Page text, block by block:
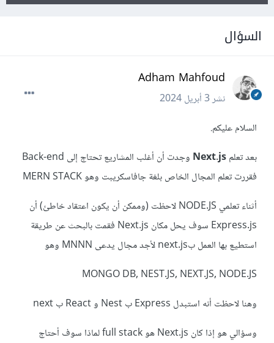
السؤال
Adham Mahfoud
نشر3 أبريل 2024
السلام عليكم.
بعد تعلمNext.js
وجدت أن أغلب المشاريع تحتاج إلى Back-end
فقررت تعلم المجال الخاص بلغة جافاسكريبت وهو MERN STACK
أثناء تعلمي NODE.JS لاحظت (وممكن أن يكون اعتقاد خاطئ) أن
Express.js سوف يحل مكان Next.js فقمت بالبحث عن طريقة
استطيع بها العمل بnext.js لأجد مجال يدعى MNNN وهو
MONGO DB, NEST.JS, NEXT.JS, NODE.JS
وهنا لاحظت أنه استبدل Express ب Nest و React ب next
وسؤالي هو إذا كان Next.js هو full stack لماذا سوف أحتاج